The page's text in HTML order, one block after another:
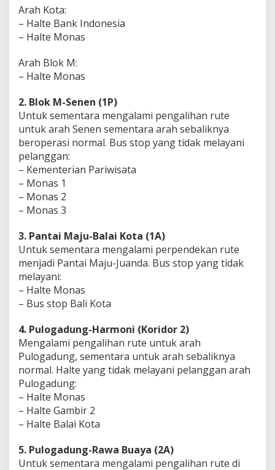
d
Arah Kota:
– Halte Bank Indonesia
– Halte Monas
Arah Blok M:
– Halte Monas
2. Blok M-Senen (1P)
Untuk sementara mengalami pengalihan rute
untuk arah Senen sementara arah sebaliknya
beroperasi normal. Bus stop yang tidak melayani
pelanggan:
– Kementerian Pariwisata
– Monas 1
– Monas 2
– Monas 3
3. Pantai Maju-Balai Kota (1A)
Untuk sementara mengalami perpendekan rute
menjadi Pantai Maju-Juanda. Bus stop yang tidak
melayani:
– Halte Monas
– Bus stop Bali Kota
4. Pulogadung-Harmoni (Koridor 2)
Mengalami pengalihan rute untuk arah
Pulogadung, sementara untuk arah sebaliknya
normal. Halte yang tidak melayani pelanggan arah
Pulogadung:
– Halte Monas
– Halte Gambir 2
– Halte Balai Kota
5. Pulogadung-Rawa Buaya (2A)
Untuk sementara mengalami pengalihan rute di